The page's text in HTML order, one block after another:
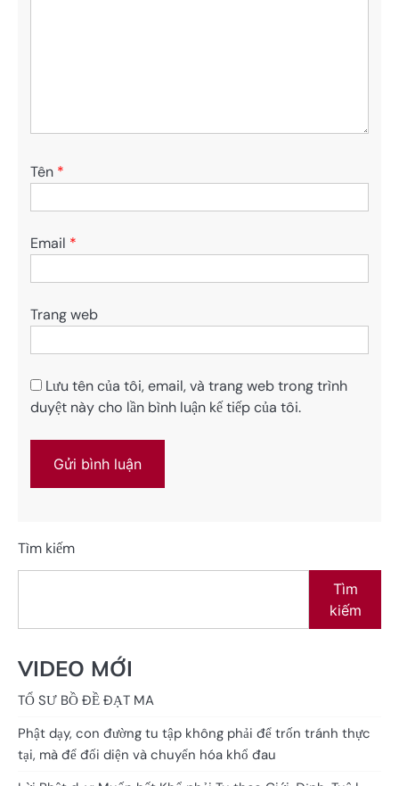
Tên *
Email *
Trang web
Lưu tên của tôi, email, và trang web trong trình
duyệt này cho lần bình luận kế tiếp của tôi.
Tìm kiếm
Tìm
kiếm
VIDEO MỚI
TỔ SƯ BỒ ĐỀ ĐẠT MA
Phật dạy, con đường tu tập không phải để trốn tránh thực
tại, mà để đối diện và chuyển hóa khổ đau